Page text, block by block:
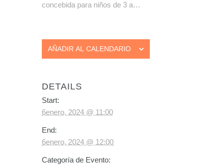
concebida para niños de 3 a…
AÑADIR AL CALENDARIO
DETAILS
Start:
6enero, 2024 @ 11:00
End:
6enero, 2024 @ 12:00
Categoría de Evento: